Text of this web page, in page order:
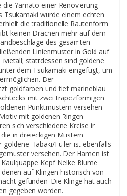
die Yamato einer Renovierung
Tsukamaki wurde einem echten
die traditionelle Rautenform
keinen Drachen mehr auf dem
des gesamten
Linienmuster in Gold auf
stattdessen sind goldene
dem Tsukamaki eingefügt, um
Der
goldfarben und tief marineblau
mit zwei trapezförmigen
Punktmustern versehen
mit goldenen Ringen
sich verschiedene Kreise in
in dreieckigen Mustern
Habaki/Füller ist ebenfalls
versehen. Der Hamon ist
Kopf Nelke Blume
auf Klingen historisch von
gefunden. Die Klinge hat auch
gegeben worden.